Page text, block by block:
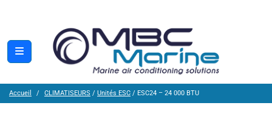
Accueil CLIMATISEURS / Unités ESC / ESC24 – 24 000 BTU